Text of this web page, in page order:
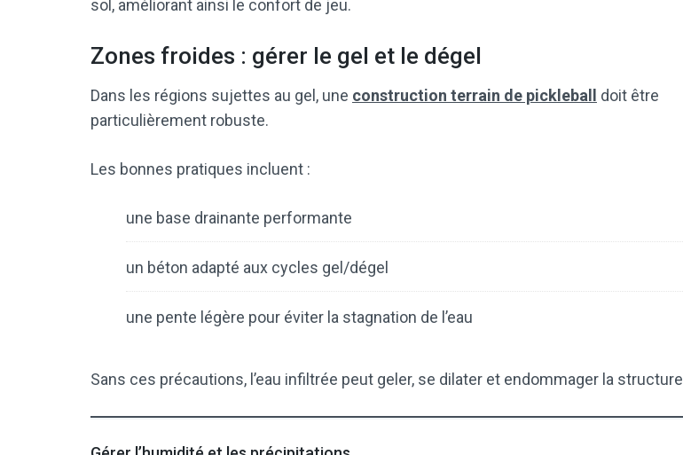
sol, améliorant ainsi le confort de jeu.
Zones froides : gérer le gel et le dégel
Dans les régions sujettes au gel, une construction terrain de pickleball
doit être
particulièrement robuste.
Les bonnes pratiques incluent :
une base drainante performante
un béton adapté aux cycles gel/dégel
une pente légère pour éviter la stagnation de l’eau
Sans ces précautions, l’eau infiltrée peut geler, se dilater et endommager la